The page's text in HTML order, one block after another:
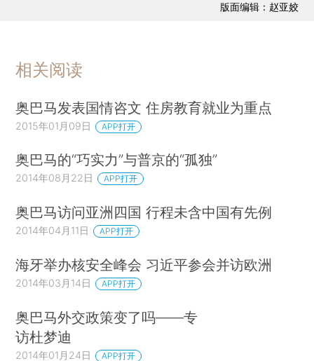
版面编辑：赵亚姣
相关阅读
奥巴马发表国情咨文 住房教育就业为重点
2015年01月09日 APP打开
奥巴马的“巧实力”与普京的“孤独”
2014年08月22日 APP打开
奥巴马访问亚洲四国 行程未含中国有先例
2014年04月11日 APP打开
海牙举办核安全峰会 习近平参会并访欧洲
2014年03月14日 APP打开
奥巴马外交政策变了吗——专
访杜梦迪
2014年01月24日 APP打开